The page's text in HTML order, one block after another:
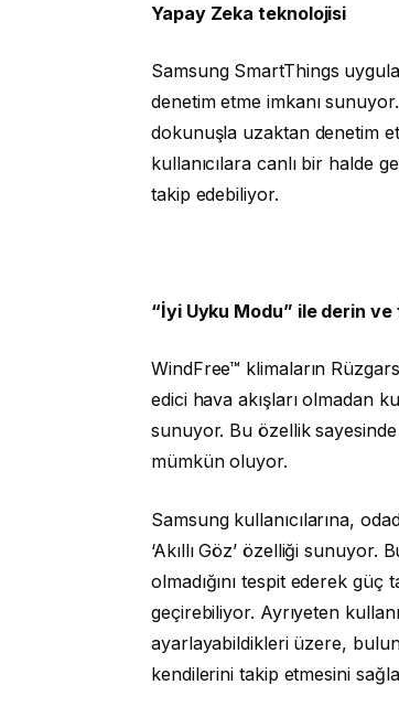
Yapay Zeka teknolojisi
Samsung SmartThings
denetim etme imkanı
dokunuşla uzaktan denetim
kullanıcılara canlı bir halde
takip edebiliyor.
“İyi Uyku Modu” ile derin
WindFree™ klimaların
edici hava akışları olmadan
sunuyor. Bu özellik
mümkün oluyor.
Samsung kullanıcılarına,
‘Akıllı Göz’ özelliği
olmadığını tespit ederek
geçirebiliyor. Ayrıyeten
ayarlayabildikleri üzere,
kendilerini takip etmesini